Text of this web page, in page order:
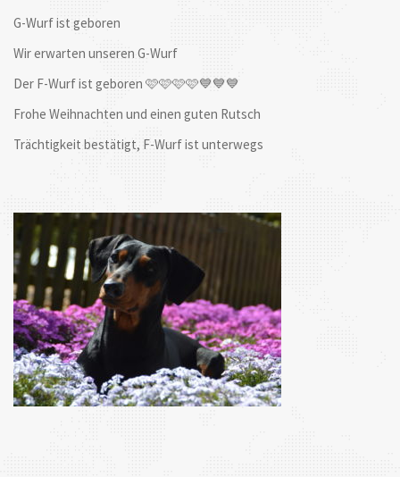
G-Wurf ist geboren
Wir erwarten unseren G-Wurf
Der F-Wurf ist geboren 🩷🩷🩷🩷💙💙💙
Frohe Weihnachten und einen guten Rutsch
Trächtigkeit bestätigt, F-Wurf ist unterwegs